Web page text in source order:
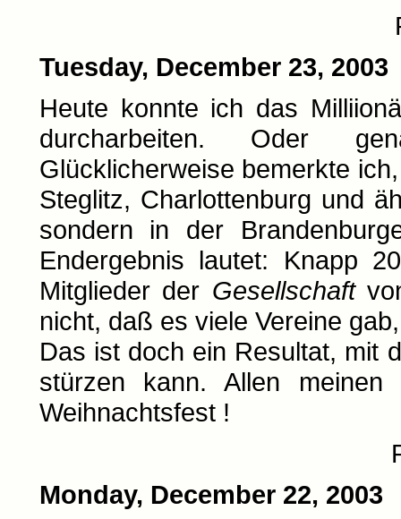
Tuesday, December 23, 2003
Heute konnte ich das
durcharbeiten. Oder
Glücklicherweise bemerkte
Steglitz, Charlottenburg und
sondern in der
Endergebnis lautet: Knapp
Mitglieder der Gesellschaft
nicht, daß es viele Vereine
Das ist doch ein Resultat, mit
stürzen kann. Allen
Weihnachtsfest !
Monday, December 22, 2003